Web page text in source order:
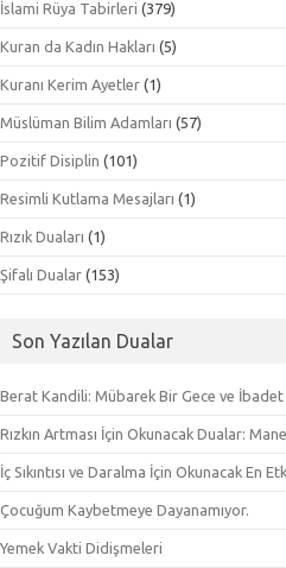
İslami Rüya Tabirleri (379)
Kuran da Kadın Hakları (5)
Kuranı Kerim Ayetler (1)
Müslüman Bilim Adamları (57)
Pozitif Disiplin (101)
Resimli Kutlama Mesajları (1)
Rızık Duaları (1)
Şifalı Dualar (153)
Son Yazılan Dualar
Berat Kandili: Mübarek Bir Gece ve İbadet
Rızkın Artması İçin Okunacak Dualar:
İç Sıkıntısı ve Daralma İçin Okunacak En
Çocuğum Kaybetmeye Dayanamıyor.
Yemek Vakti Didişmeleri